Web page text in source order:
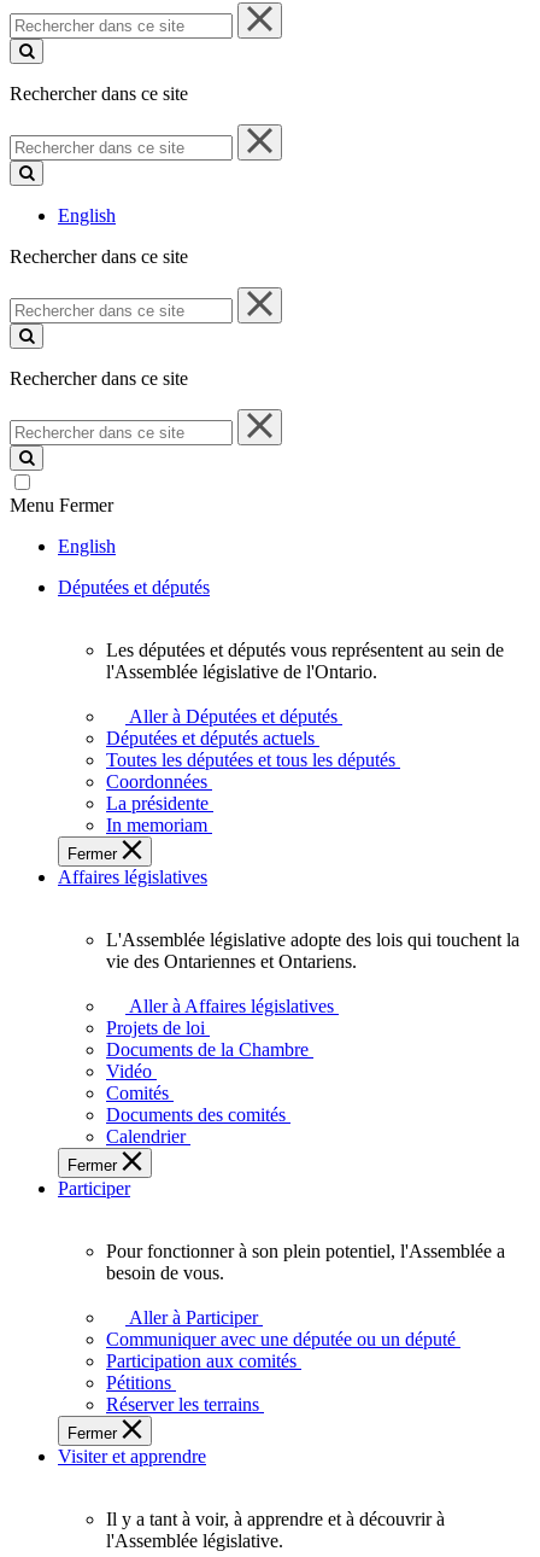
Rechercher
dans
ce
Rechercher dans ce site
Rechercher
dans
ce
English
Rechercher dans ce site
Rechercher
dans
ce
Rechercher dans ce site
Rechercher
dans
ce
site
Menu Fermer
English
Députées et députés
députés
vous
représentent
sein
de
l'Assemblée
législative
l'Ontario.
Les députées et députés vous représentent au sein de
l'Assemblée législative de l'Ontario.
Aller à Députées et députés
Députées et députés actuels
Toutes les députées et tous les députés
Coordonnées
La présidente
In memoriam
Fermer
Affaires législatives
L'Assemblée
adopte
touchent
des
Ontariennes
et
L'Assemblée législative adopte des lois qui touchent la
vie des Ontariennes et Ontariens.
Aller à Affaires législatives
Projets de loi
Documents de la Chambre
Vidéo
Comités
Documents des comités
Calendrier
Fermer
Participer
plein
potentiel,
l'Assemblée
a
besoin
de
Pour fonctionner à son plein potentiel, l'Assemblée a
besoin de vous.
Aller à Participer
Communiquer avec une députée ou un député
Participation aux comités
Pétitions
Réserver les terrains
Fermer
Visiter et apprendre
Il y a tant à voir, à apprendre et à découvrir à
l'Assemblée législative.